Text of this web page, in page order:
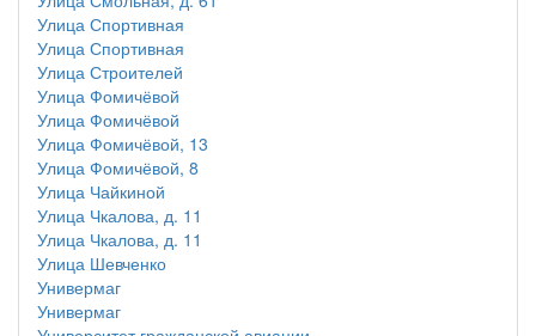
Улица Спортивная
Улица Спортивная
Улица Строителей
Улица Фомичёвой
Улица Фомичёвой
Улица Фомичёвой, 13
Улица Фомичёвой, 8
Улица Чайкиной
Улица Чкалова, д. 11
Улица Чкалова, д. 11
Улица Шевченко
Универмаг
Универмаг